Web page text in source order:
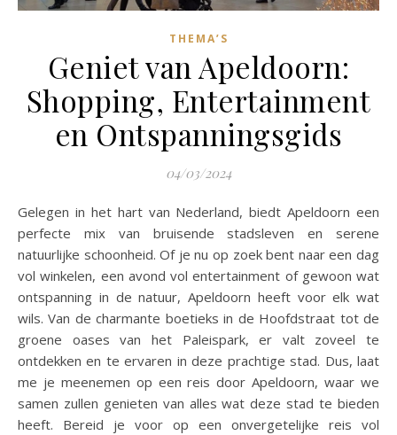
THEMA’S
Geniet van Apeldoorn:
Shopping, Entertainment
en Ontspanningsgids
04/03/2024
Gelegen in het hart van Nederland, biedt Apeldoorn een
perfecte mix van bruisende stadsleven en serene
natuurlijke schoonheid. Of je nu op zoek bent naar een dag
vol winkelen, een avond vol entertainment of gewoon wat
ontspanning in de natuur, Apeldoorn heeft voor elk wat
wils. Van de charmante boetieks in de Hoofdstraat tot de
groene oases van het Paleispark, er valt zoveel te
ontdekken en te ervaren in deze prachtige stad. Dus, laat
me je meenemen op een reis door Apeldoorn, waar we
samen zullen genieten van alles wat deze stad te bieden
heeft. Bereid je voor op een onvergetelijke reis vol